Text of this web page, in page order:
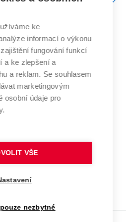
učení
technické
V BRNĚ
ke
informací o výkonu
fungování funkcí
a ke zlepšení a
a reklam. Se souhlasem
marketingovým
osobní údaje pro
VŠE
nezbytné